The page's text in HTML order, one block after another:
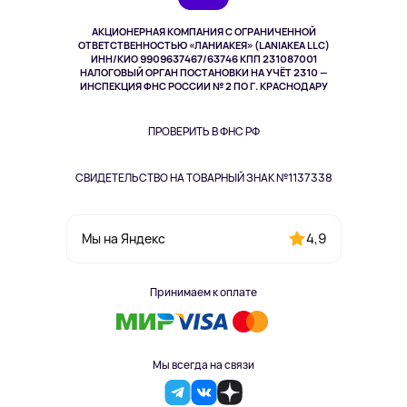
АКЦИОНЕРНАЯ КОМПАНИЯ С ОГРАНИЧЕННОЙ
ОТВЕТСТВЕННОСТЬЮ «ЛАНИАКЕЯ» (LANIAKEA LLC)
ИНН/КИО 9909637467/63746 КПП 231087001
НАЛОГОВЫЙ ОРГАН ПОСТАНОВКИ НА УЧЁТ 2310 —
ИНСПЕКЦИЯ ФНС РОССИИ № 2 ПО Г. КРАСНОДАРУ
ПРОВЕРИТЬ В ФНС РФ
СВИДЕТЕЛЬСТВО НА ТОВАРНЫЙ ЗНАК №1137338
Мы на Яндекс 4,9
Принимаем к оплате
Мы всегда на связи
Здоровье питомцев
Одежда и аксессуары